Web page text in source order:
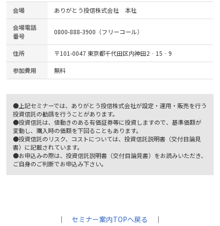
会場 ありがとう投信株式会社 本社
会場電話
番号
0800-888-3900（フリーコール）
住所 〒101-0047 東京都千代田区内神田2‐15‐9
参加費用 無料
●上記セミナーでは、ありがとう投信株式会社が設定・運用・販売を行う
投資信託の勧誘を行うことがあります。
●投資信託は、値動きのある有価証券等に投資しますので、基準価額が
変動し、購入時の価額を下回ることもあります。
●投資信託のリスク、コストについては、投資信託説明書（交付目論見
書）に記載されています。
●お申込みの際は、投資信託説明書（交付目論見書）をお読みいただき、
ご自身のご判断でお申込み下さい。
｜セミナー案内TOPへ戻る ｜